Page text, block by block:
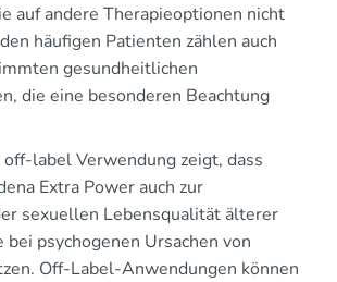
auf andere Therapieoptionen nicht
häufigen Patienten zählen auch
gesundheitlichen
die eine besonderen Beachtung
off-label Verwendung zeigt, dass
Extra Power auch zur
sexuellen Lebensqualität älterer
psychogenen Ursachen von
Off-Label-Anwendungen können